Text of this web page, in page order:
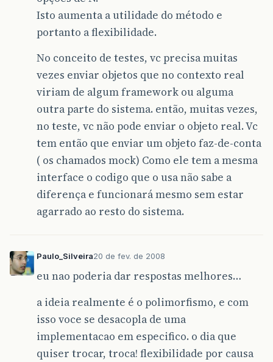
Isto aumenta a utilidade do método e
portanto a flexibilidade.
No conceito de testes, vc precisa muitas
vezes enviar objetos que no contexto real
viriam de algum framework ou alguma
outra parte do sistema. então, muitas vezes,
no teste, vc não pode enviar o objeto real. Vc
tem então que enviar um objeto faz-de-conta
( os chamados mock) Como ele tem a mesma
interface o codigo que o usa não sabe a
diferença e funcionará mesmo sem estar
agarrado ao resto do sistema.
Paulo_Silveira20 de fev. de 2008
eu nao poderia dar respostas melhores…
a ideia realmente é o polimorfismo, e com
isso voce se desacopla de uma
implementacao em especifico. o dia que
quiser trocar, troca! flexibilidade por causa